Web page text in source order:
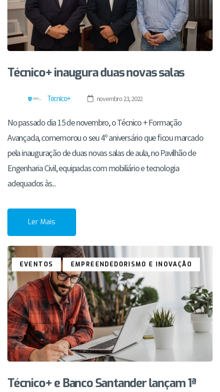
Técnico+ inaugura duas novas salas
Técnico+ novembro 23, 2022
No passado dia 15 de novembro, o Técnico + Formação
Avançada, comemorou o seu 4º aniversário que ficou marcado
pela inauguração de duas novas salas de aula, no Pavilhão de
Engenharia Civil, equipadas com mobiliário e tecnologia
adequados às...
Ler Mais
EVENTOS EMPREENDEDORISMO E INOVAÇÃO
Técnico+ e Banco Santander lançam 1ª